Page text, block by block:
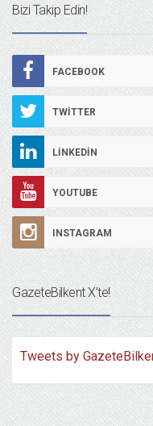
Bizi Takip Edin!
FACEBOOK
TWITTER
LINKEDIN
YOUTUBE
INSTAGRAM
GazeteBilkent X’te!
Tweets by